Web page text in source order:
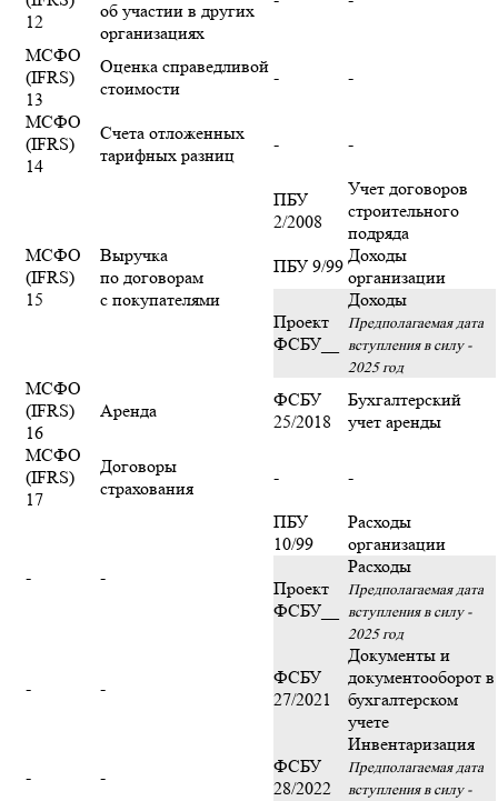
12
об участии в других
организациях
МСФО
(IFRS)
13
Оценка справедливой
стоимости
- -
МСФО
(IFRS)
14
Счета отложенных
тарифных разниц
- -
МСФО
(IFRS)
15
Выручка
по договорам
с покупателями
ПБУ
2/2008
Учет договоров
строительного
подряда
ПБУ 9/99
Доходы
организации
Проект
ФСБУ__
Доходы
Предполагаемая дата
вступления в силу -
2025 год
МСФО
(IFRS)
16
Аренда
ФСБУ
25/2018
Бухгалтерский
учет аренды
МСФО
(IFRS)
17
Договоры
страхования
- -
- -
ПБУ
10/99
Расходы
организации
Проект
ФСБУ__
Расходы
Предполагаемая дата
вступления в силу -
2025 год
- -
ФСБУ
27/2021
Документы и
документооборот в
бухгалтерском
учете
- -
ФСБУ
28/2022
Инвентаризация
Предполагаемая дата
вступления в силу -